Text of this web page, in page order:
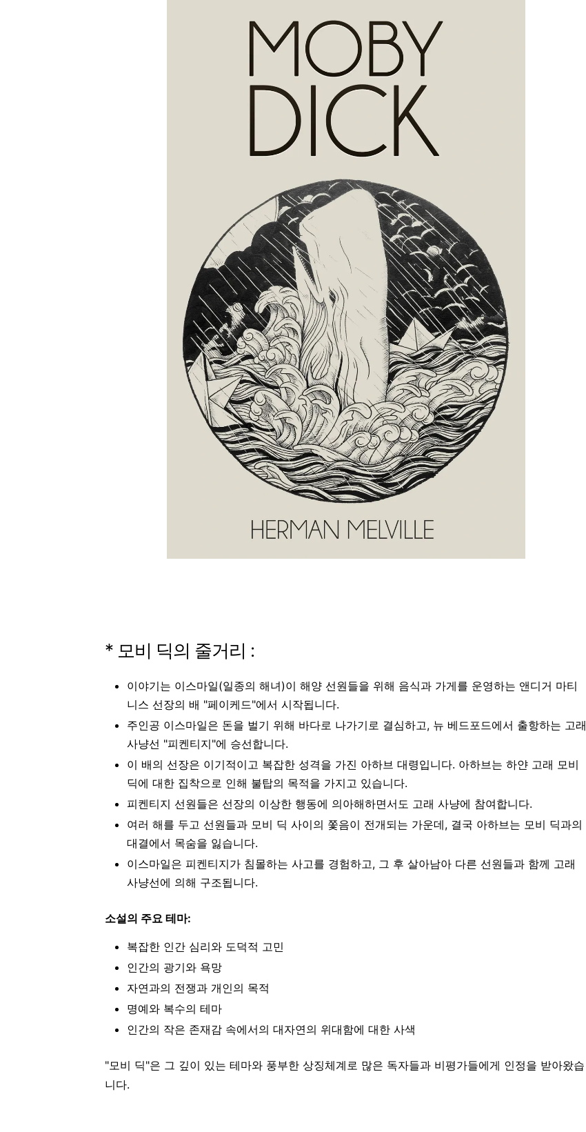
* 모비 딕의 줄거리 :
이야기는 이스마일(일종의 해녀)이 해양 선원들을 위해 음식과 가게를 운영하는 앤디거 마티
니스 선장의 배 "페이케드"에서 시작됩니다.
주인공 이스마일은 돈을 벌기 위해 바다로 나가기로 결심하고, 뉴 베드포드에서 출항하는 고래
사냥선 "피켄티지"에 승선합니다.
이 배의 선장은 이기적이고 복잡한 성격을 가진 아하브 대령입니다. 아하브는 하얀 고래 모비
딕에 대한 집착으로 인해 불탑의 목적을 가지고 있습니다.
피켄티지 선원들은 선장의 이상한 행동에 의아해하면서도 고래 사냥에 참여합니다.
여러 해를 두고 선원들과 모비 딕 사이의 쫓음이 전개되는 가운데, 결국 아하브는 모비 딕과의
대결에서 목숨을 잃습니다.
이스마일은 피켄티지가 침몰하는 사고를 경험하고, 그 후 살아남아 다른 선원들과 함께 고래
사냥선에 의해 구조됩니다.
소설의 주요 테마:
복잡한 인간 심리와 도덕적 고민
인간의 광기와 욕망
자연과의 전쟁과 개인의 목적
명예와 복수의 테마
인간의 작은 존재감 속에서의 대자연의 위대함에 대한 사색
"모비 딕"은 그 깊이 있는 테마와 풍부한 상징체계로 많은 독자들과 비평가들에게 인정을 받아왔습
니다.